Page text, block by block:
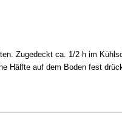
Zugedeckt ca. 1/2 h im
Hälfte auf dem Boden fest